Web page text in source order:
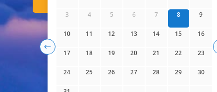
3 4 5 6 7 8 9
10 11 12 13 14 15 16
17 18 19 20 21 22 23
24 25 26 27 28 29 30